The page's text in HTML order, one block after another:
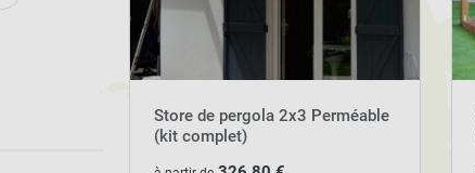
Store de pergola 2x3 Perméable
(kit complet)